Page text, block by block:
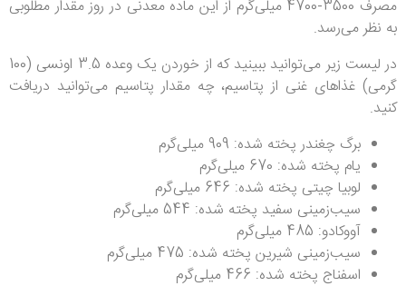
مصرف 3500-4700 میلی‌گرم از این ماده معدنی در روز مقدار مطلوبی
به نظر می‌رسد.
در لیست زیر می‌توانید ببینید که از خوردن یک وعده 3.5 اونسی (100
گرمی) غذاهای غنی از پتاسیم، چه مقدار پتاسیم می‌توانید دریافت
کنید.
برگ چغندر پخته شده: 909 میلی‌گرم
یام پخته شده: 670 میلی‌گرم
لوبیا چیتی پخته شده: 646 میلی‌گرم
سیب‌زمینی سفید پخته شده: 544 میلی‌گرم
آووکادو: 485 میلی‌گرم
سیب‌زمینی شیرین پخته شده: 475 میلی‌گرم
اسفناج پخته شده: 466 میلی‌گرم